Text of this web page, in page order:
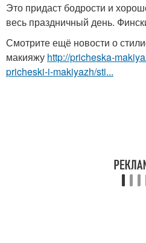
Это придаст бодрости и
весь праздничный день.
Смотрите ещё новости о
макияжу http://pricheska-
pricheski-i-makiyazh/sti...